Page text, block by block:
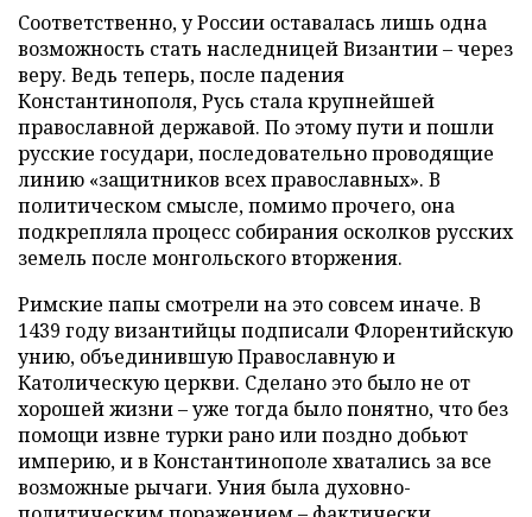
Соответственно, у России оставалась лишь одна
возможность стать наследницей Византии – через
веру. Ведь теперь, после падения
Константинополя, Русь стала крупнейшей
православной державой. По этому пути и пошли
русские государи, последовательно проводящие
линию «защитников всех православных». В
политическом смысле, помимо прочего, она
подкрепляла процесс собирания осколков русских
земель после монгольского вторжения.
Римские папы смотрели на это совсем иначе. В
1439 году византийцы подписали Флорентийскую
унию, объединившую Православную и
Католическую церкви. Сделано это было не от
хорошей жизни – уже тогда было понятно, что без
помощи извне турки рано или поздно добьют
империю, и в Константинополе хватались за все
возможные рычаги. Уния была духовно-